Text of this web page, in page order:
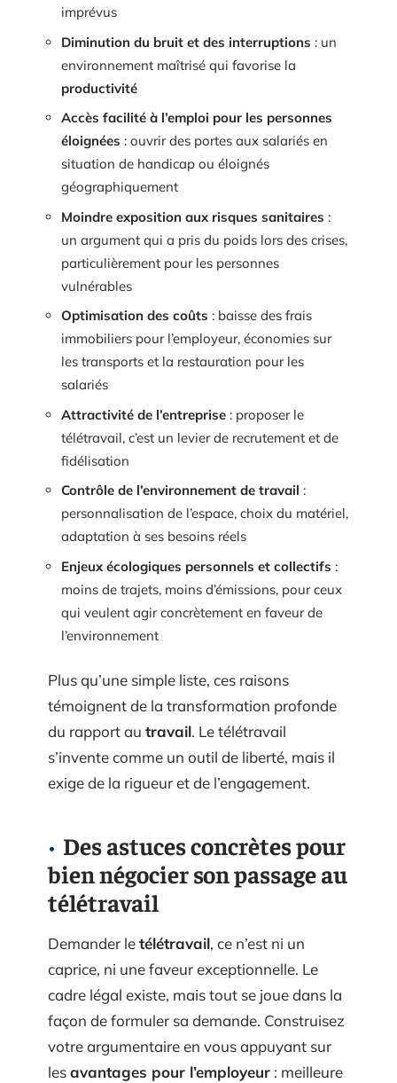
imprévus
Diminution du bruit et des interruptions : un
environnement maîtrisé qui favorise la
productivité
Accès facilité à l’emploi pour les personnes
éloignées : ouvrir des portes aux salariés en
situation de handicap ou éloignés
géographiquement
Moindre exposition aux risques sanitaires :
un argument qui a pris du poids lors des crises,
particulièrement pour les personnes
vulnérables
Optimisation des coûts : baisse des frais
immobiliers pour l’employeur, économies sur
les transports et la restauration pour les
salariés
Attractivité de l’entreprise : proposer le
télétravail, c’est un levier de recrutement et de
fidélisation
Contrôle de l’environnement de travail :
personnalisation de l’espace, choix du matériel,
adaptation à ses besoins réels
Enjeux écologiques personnels et collectifs :
moins de trajets, moins d’émissions, pour ceux
qui veulent agir concrètement en faveur de
l’environnement
Plus qu’une simple liste, ces raisons
témoignent de la transformation profonde
du rapport au travail. Le télétravail
s’invente comme un outil de liberté, mais il
exige de la rigueur et de l’engagement.
Des astuces concrètes pour
bien négocier son passage au
télétravail
Demander letélétravail, ce n’est ni un
caprice, ni une faveur exceptionnelle. Le
cadre légal existe, mais tout se joue dans la
façon de formuler sa demande. Construisez
votre argumentaire en vous appuyant sur
lesavantages pour l’employeur : meilleure